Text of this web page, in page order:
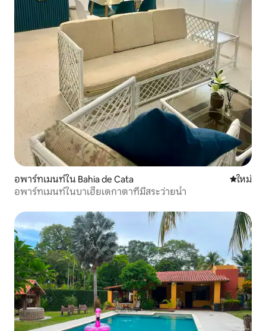
อพาร์ทเมนท์ใน Bahia de Cata ที่พักใหม่
ใหม่
อพาร์ทเมนท์ในบาเฮียเดกาตาที่มีสระว่ายน้ำ